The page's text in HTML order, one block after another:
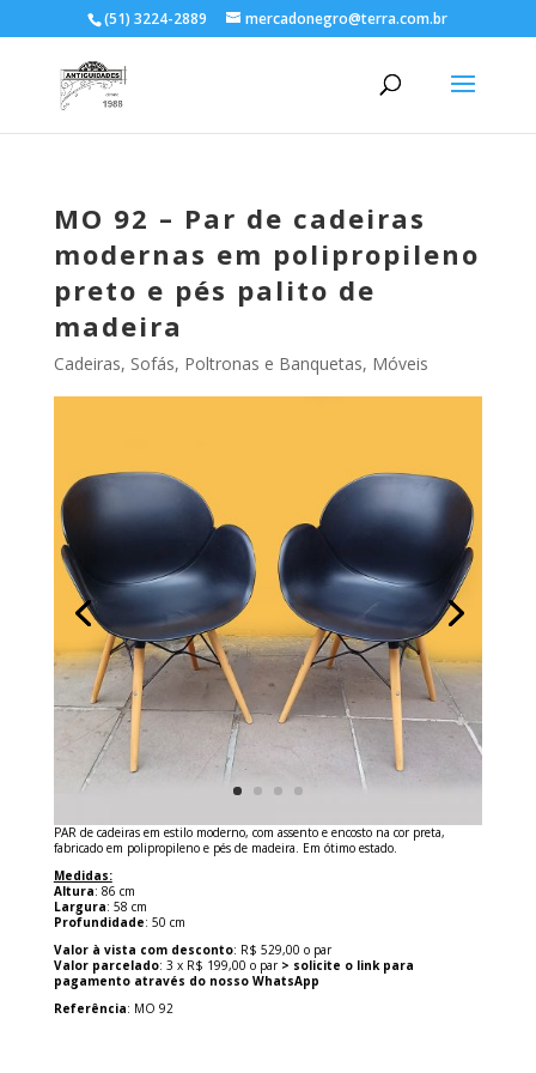
(51) 3224-2889 mercadonegro@terra.com.br
MO 92 – Par de cadeiras
modernas em polipropileno
preto e pés palito de
madeira
Cadeiras, Sofás, Poltronas e Banquetas, Móveis
PAR de cadeiras em estilo moderno, com assento e encosto na cor preta,
fabricado em polipropileno e pés de madeira. Em ótimo estado.
Medidas:
Altura: 86 cm
Largura: 58 cm
Profundidade: 50 cm
Valor à vista com desconto: R$ 529,00 o par
Valor parcelado: 3 x R$ 199,00 o par > solicite o link para
pagamento através do nosso WhatsApp
Referência: MO 92